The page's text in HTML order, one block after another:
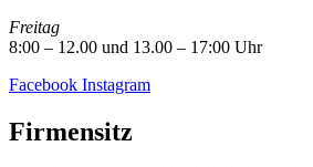
Freitag
8:00 – 12.00 und 13.00 – 17:00 Uhr
Facebook Instagram
Firmensitz